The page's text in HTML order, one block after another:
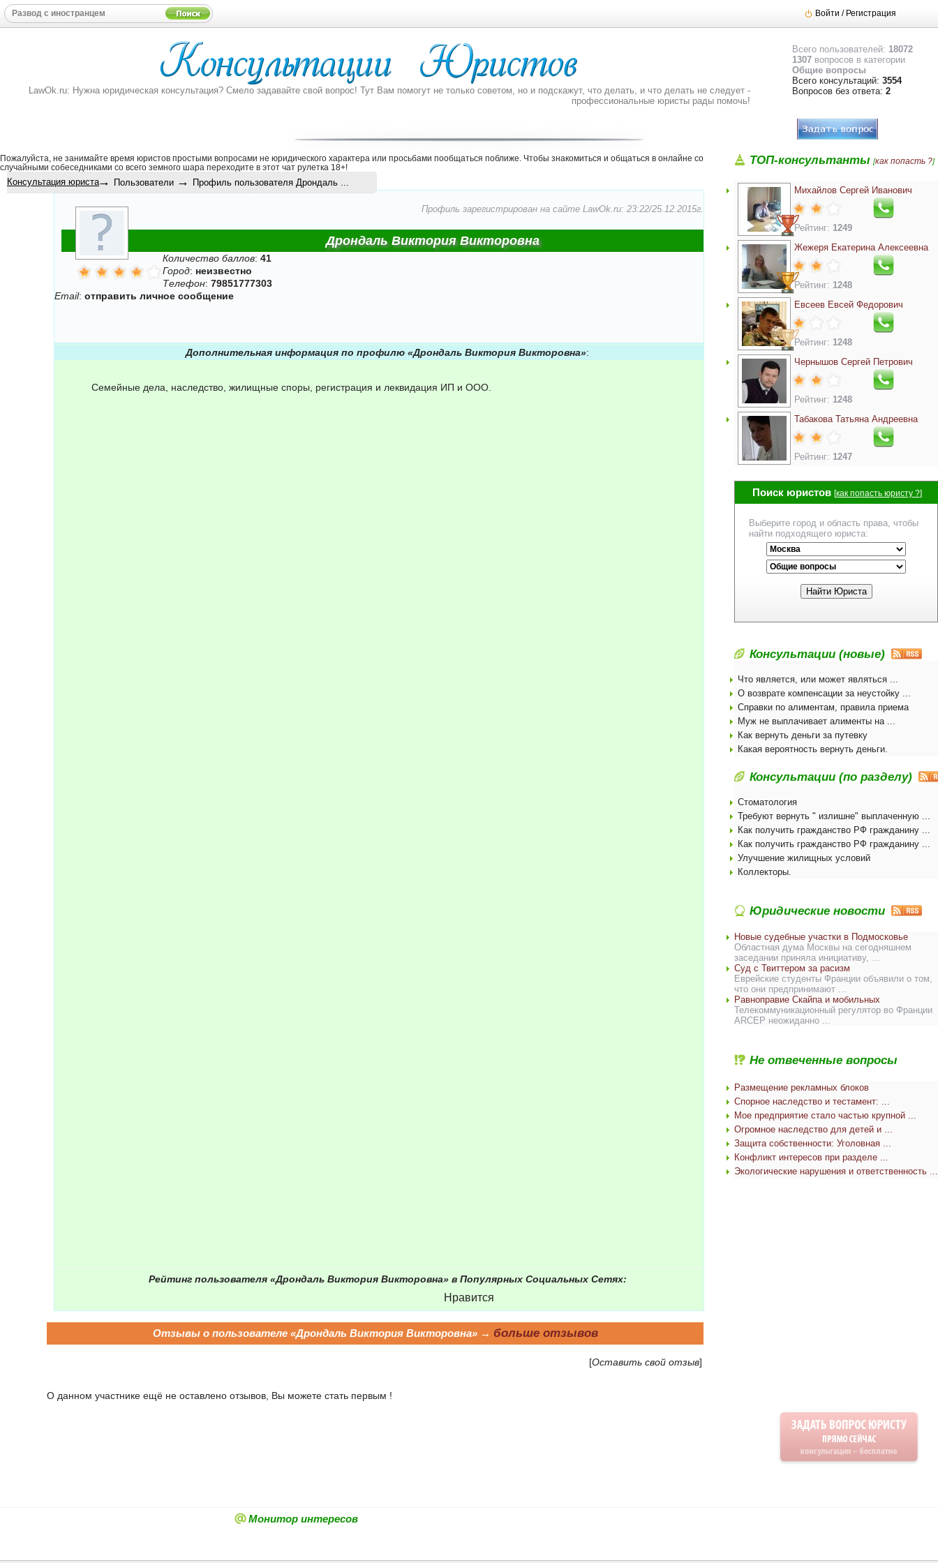
Всего пользователей: 18072
1307 вопросов в категории
Общие вопросы
Всего консультаций:3554
Вопросов без ответа:2
LawOk.ru: Нужна юридическая консультация? Смело задавайте свой вопрос! Тут Вам помогут не только советом, но и подскажут, что делать, и что делать не следует -
профессиональные юристы рады помочь!
ТОП-консультанты [как попасть ?]
Михайлов Сергей Иванович
Рейтинг: 1249
Жежеря Екатерина Алексеевна
Рейтинг: 1248
Евсеев Евсей Федорович
Рейтинг: 1248
Чернышов Сергей Петрович
Рейтинг: 1248
Табакова Татьяна Андреевна
Рейтинг: 1247
Поиск юристов [как попасть юристу ?]
Выберите город и область права, чтобы
найти подходящего юриста:
Консультации (новые)
Что является, или может являться ...
О возврате компенсации за неустойку ...
Справки по алиментам, правила приема
Муж не выплачивает алименты на ...
Как вернуть деньги за путевку
Какая вероятность вернуть деньги.
Консультации (по разделу)
Стоматология
Требуют вернуть " излишне" выплаченную ...
Как получить гражданство РФ гражданину ...
Как получить гражданство РФ гражданину ...
Улучшение жилищных условий
Коллекторы.
Юридические новости
Новые судебные участки в Подмосковье
Областная дума Москвы на сегодняшнем
заседании приняла инициативу, ...
Суд с Твиттером за расизм
Еврейские студенты Франции объявили о том,
что они предпринимают ...
Равноправие Скайпа и мобильных
Телекоммуникационный регулятор во Франции
ARCEP неожиданно ...
Не отвеченные вопросы
Размещение рекламных блоков
Спорное наследство и тестамент: ...
Мое предприятие стало частью крупной ...
Огромное наследство для детей и ...
Защита собственности: Уголовная ...
Конфликт интересов при разделе ...
Экологические нарушения и ответственность ...
Пожалуйста, не занимайте время юристов простыми вопросами не юридического характера или просьбами пообщаться поближе. Чтобы знакомиться и общаться в онлайне со
случайными собеседниками со всего земного шара переходите в этот чат рулетка 18+!
Консультация юриста→ Пользователи → Профиль пользователя Дрондаль ...
Профиль зарегистрирован на сайте LawOk.ru: 23:22/25.12.2015г.
Дрондаль Виктория Викторовна
Количество баллов:41
Город: неизвестно
Телефон:79851777303
Email:отправить личное сообщение
Дополнительная информация по профилю «Дрондаль Виктория Викторовна»:
Семейные дела, наследство, жилищные споры, регистрация и леквидация ИП и ООО.
Рейтинг пользователя «Дрондаль Виктория Викторовна» в Популярных Социальных Сетях:
Нравится
Отзывы о пользователе «Дрондаль Виктория Викторовна» → больше отзывов
[Оставить свой отзыв]
О данном участнике ещё не оставлено отзывов, Вы можете стать первым !
Монитор интересов
Войти / Регистрация